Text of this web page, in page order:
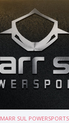
MARR SUL POWERSPORTS